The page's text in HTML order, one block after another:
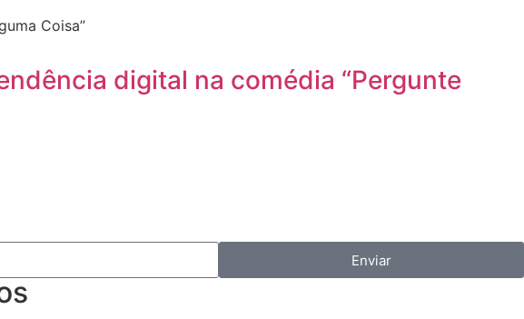
digital na comédia “Pergunte
Enviar